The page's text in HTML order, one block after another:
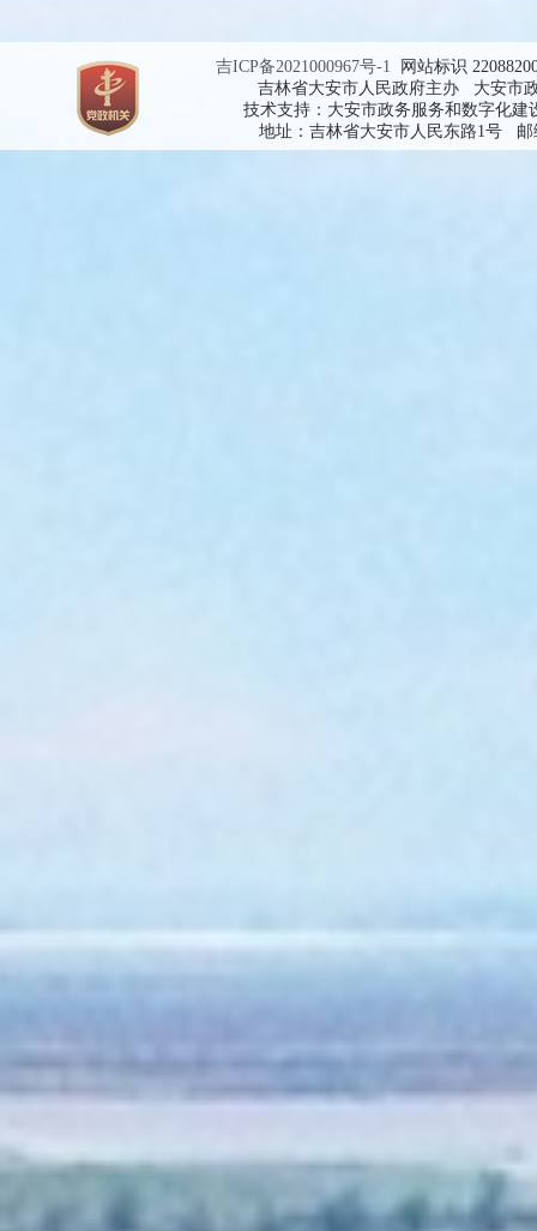
吉ICP备2021000967号-1 网站标识
吉林省大安市人民政府主办 大安市
技术支持：大安市政务服务和数字化
地址：吉林省大安市人民东路1号